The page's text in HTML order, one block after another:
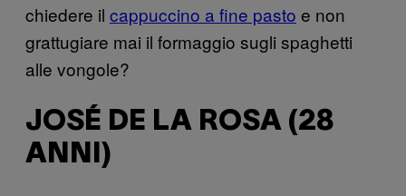
chiedere il cappuccino a fine pasto e non
grattugiare mai il formaggio sugli spaghetti
alle vongole?
JOSÉ DE LA ROSA (28
ANNI)